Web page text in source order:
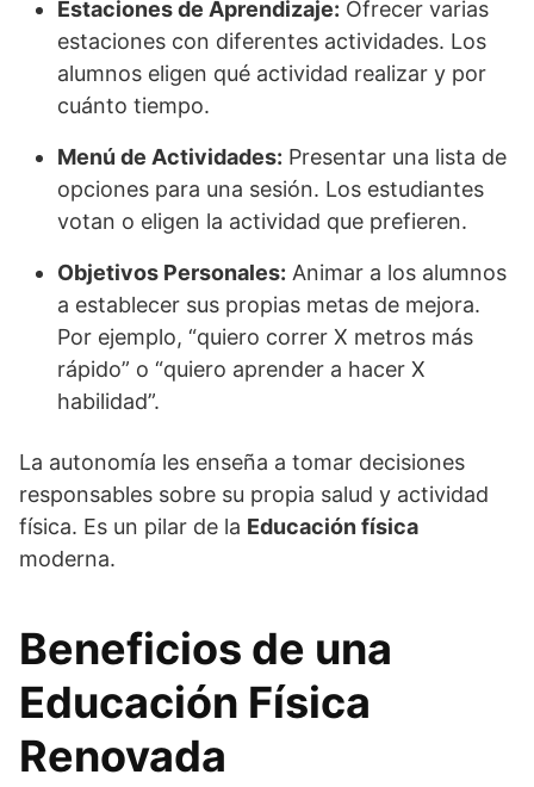
Estaciones de Aprendizaje: Ofrecer varias
estaciones con diferentes actividades. Los
alumnos eligen qué actividad realizar y por
cuánto tiempo.
Menú de Actividades: Presentar una lista de
opciones para una sesión. Los estudiantes
votan o eligen la actividad que prefieren.
Objetivos Personales: Animar a los alumnos
a establecer sus propias metas de mejora.
Por ejemplo, “quiero correr X metros más
rápido” o “quiero aprender a hacer X
habilidad”.
La autonomía les enseña a tomar decisiones
responsables sobre su propia salud y actividad
física. Es un pilar de la Educación física
moderna.
Beneficios de una
Educación Física
Renovada